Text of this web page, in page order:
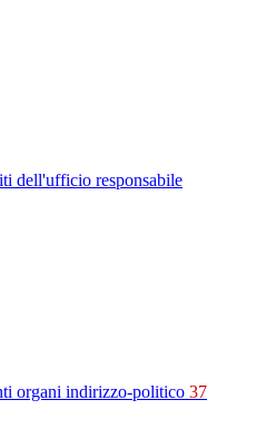
dell'ufficio responsabile
organi indirizzo-politico 37